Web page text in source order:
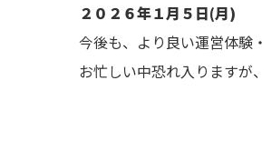
２０２６年１月５日(月)
今後も、より良い運営体験
お忙しい中恐れ入りますが